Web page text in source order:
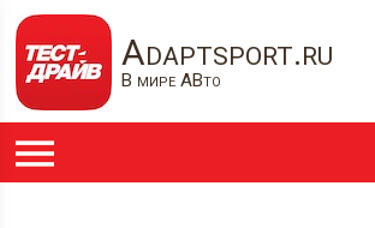
Adaptsport.ru
В мире АВто